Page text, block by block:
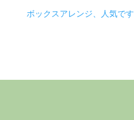
ボックスアレンジ、人気です